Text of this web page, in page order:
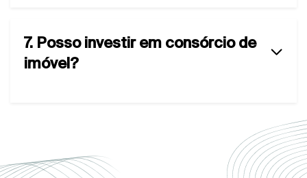
7. Posso investir em consórcio de
imóvel?